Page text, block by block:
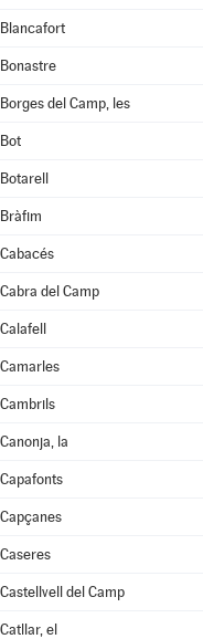
Blancafort
Bonastre
Borges del Camp, les
Bot
Botarell
Bràfim
Cabacés
Cabra del Camp
Calafell
Camarles
Cambrils
Canonja, la
Capafonts
Capçanes
Caseres
Castellvell del Camp
Catllar, el